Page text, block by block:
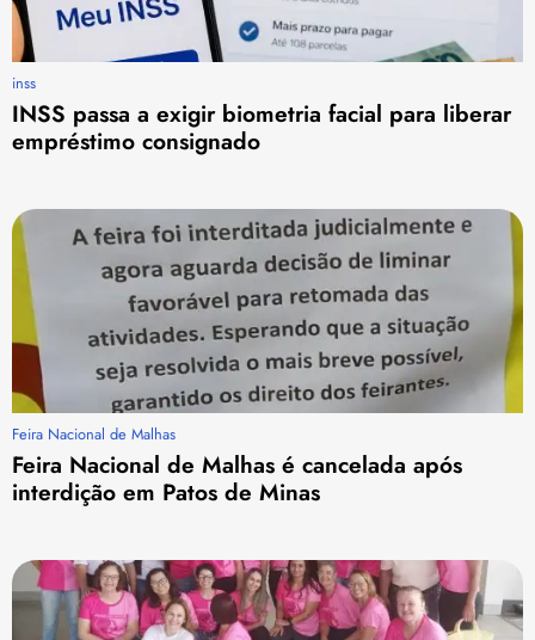
inss
INSS passa a exigir biometria facial para liberar
empréstimo consignado
Feira Nacional de Malhas
Feira Nacional de Malhas é cancelada após
interdição em Patos de Minas